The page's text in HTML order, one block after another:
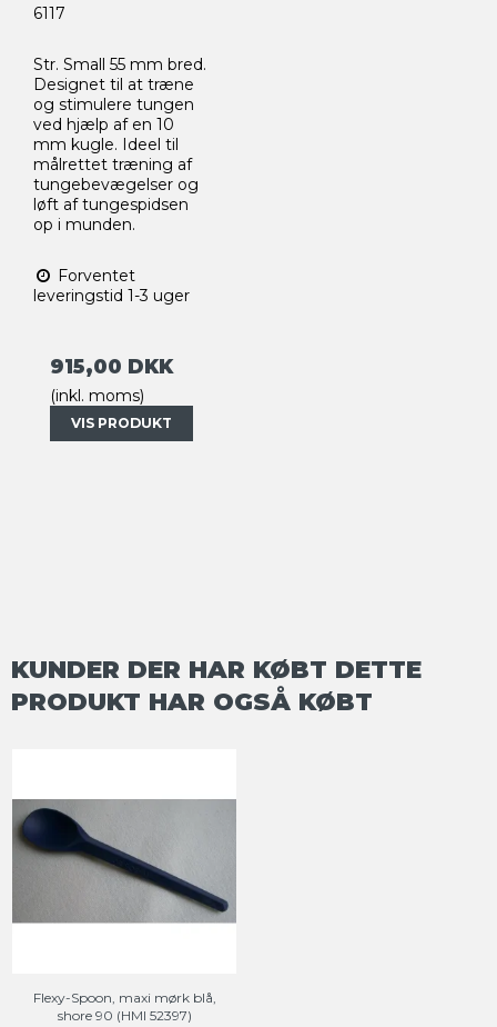
6117
Str. Small 55 mm bred.
Designet til at træne
og stimulere tungen
ved hjælp af en 10
mm kugle. Ideel til
målrettet træning af
tungebevægelser og
løft af tungespidsen
op i munden.
Forventet
leveringstid 1-3 uger
915,00 DKK
(inkl. moms)
VIS PRODUKT
KUNDER DER HAR KØBT DETTE
PRODUKT HAR OGSÅ KØBT
Flexy-Spoon, maxi mørk blå,
shore 90 (HMI 52397)